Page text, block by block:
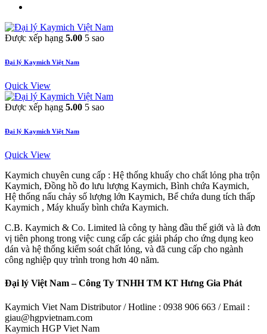
Được xếp hạng 5.00 5 sao
Đại lý Kaymich Việt Nam
Quick View
Được xếp hạng 5.00 5 sao
Đại lý Kaymich Việt Nam
Quick View
Kaymich chuyên cung cấp : Hệ thống khuấy cho chất lỏng pha trộn
Kaymich, Đồng hồ đo lưu lượng Kaymich, Bình chứa Kaymich,
Hệ thống nấu chảy số lượng lớn Kaymich, Bể chứa dung tích thấp
Kaymich , Máy khuấy bình chứa Kaymich.
C.B. Kaymich & Co. Limited là công ty hàng đầu thế giới và là đơn
vị tiên phong trong việc cung cấp các giải pháp cho ứng dụng keo
dán và hệ thống kiểm soát chất lỏng, và đã cung cấp cho ngành
công nghiệp quy trình trong hơn 40 năm.
Đại lý Việt Nam – Công Ty TNHH TM KT Hưng Gia Phát
Kaymich Viet Nam Distributor / Hotline : 0938 906 663 / Email :
giau@hgpvietnam.com
Kaymich HGP Viet Nam